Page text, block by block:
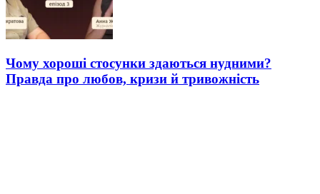
Чому хороші стосунки здаються нудними?
Правда про любов, кризи й тривожність